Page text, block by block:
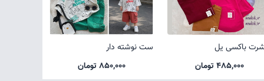
باکسی یل
485,000 تومان
ست نوشته دار
850,000 تومان